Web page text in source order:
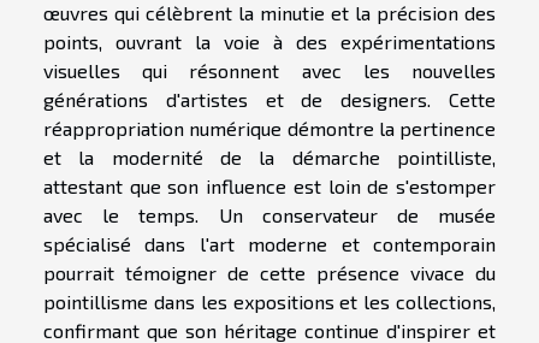
œuvres qui célèbrent la minutie et la précision des
points, ouvrant la voie à des expérimentations
visuelles qui résonnent avec les nouvelles
générations d'artistes et de designers. Cette
réappropriation numérique démontre la pertinence
et la modernité de la démarche pointilliste,
attestant que son influence est loin de s'estomper
avec le temps. Un conservateur de musée
spécialisé dans l'art moderne et contemporain
pourrait témoigner de cette présence vivace du
pointillisme dans les expositions et les collections,
confirmant que son héritage continue d'inspirer et